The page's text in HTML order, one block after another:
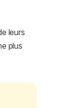
leurs
plus